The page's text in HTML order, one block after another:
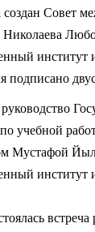
Совет
институт
подписано
учебной
Мустафой
институт